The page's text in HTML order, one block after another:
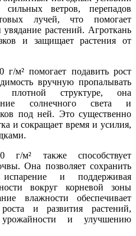
ветров, перепадов
лучей, что помогает
растений. Агроткань
и защищает растения от
г/м² помогает подавить рост
вручную пропалывать
плотной структуре, она
солнечного света и
под ней. Это существенно
и сокращает время и усилия,
г/м² также способствует
Она позволяет сохранить
и поддерживая
вокруг корневой зоны
влажности обеспечивает
и развития растений,
урожайности и улучшению